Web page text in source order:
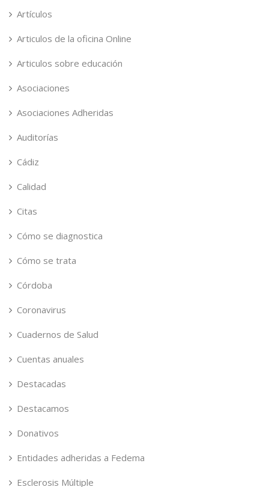
Artículos
Articulos de la oficina Online
Articulos sobre educación
Asociaciones
Asociaciones Adheridas
Auditorías
Cádiz
Calidad
Citas
Cómo se diagnostica
Cómo se trata
Córdoba
Coronavirus
Cuadernos de Salud
Cuentas anuales
Destacadas
Destacamos
Donativos
Entidades adheridas a Fedema
Esclerosis Múltiple